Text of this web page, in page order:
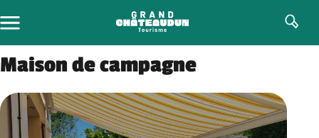
to
content
Maison de campagne